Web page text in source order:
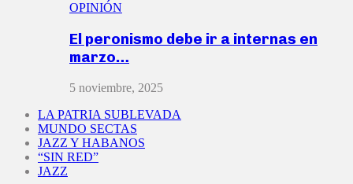
OPINIÓN
El peronismo debe ir a internas en
marzo…
5 noviembre, 2025
LA PATRIA SUBLEVADA
MUNDO SECTAS
JAZZ Y HABANOS
“SIN RED”
JAZZ